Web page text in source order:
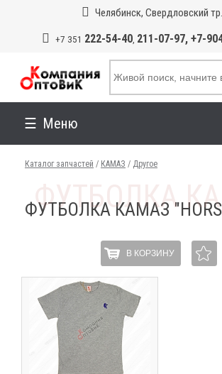
Челябинск, Свердловский
+7 351 222-54-40, 211-07-97, +7-
Меню
Каталог запчастей / КАМАЗ / Другое
ФУТБОЛКА КАМАЗ
В КОРЗИНУ